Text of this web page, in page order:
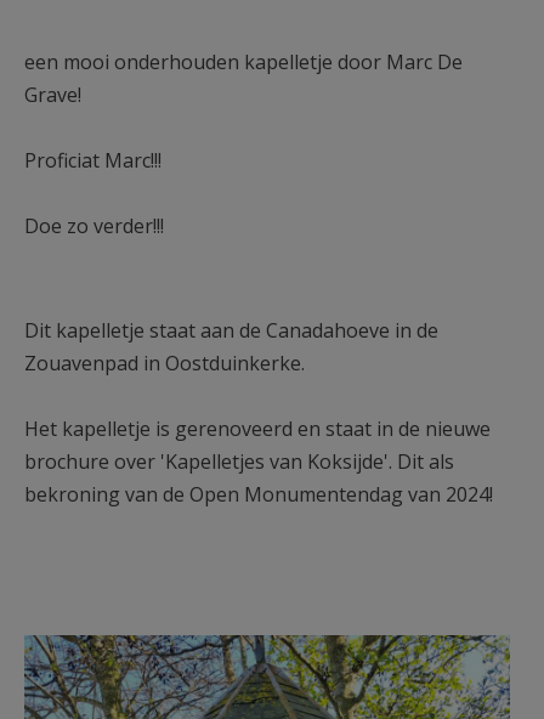
AANMELDEN OF REGISTREREN
een mooi onderhouden kapelletje door Marc De
Grave!
Proficiat Marc!!!
Doe zo verder!!!
Dit kapelletje staat aan de Canadahoeve in de
Zouavenpad in Oostduinkerke.
Het kapelletje is gerenoveerd en staat in de nieuwe
brochure over 'Kapelletjes van Koksijde'. Dit als
bekroning van de Open Monumentendag van 2024!